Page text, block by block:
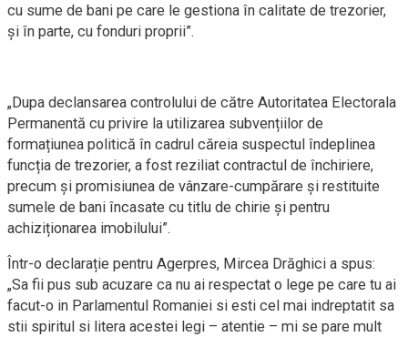
cu sume de bani pe care le gestiona în calitate de trezorier,
și în parte, cu fonduri proprii”.
„Dupa declansarea controlului de către Autoritatea Electorala
Permanentă cu privire la utilizarea subvențiilor de
formațiunea politică în cadrul căreia suspectul îndeplinea
funcția de trezorier, a fost reziliat contractul de închiriere,
precum și promisiunea de vânzare-cumpărare și restituite
sumele de bani încasate cu titlu de chirie și pentru
achiziționarea imobilului”.
Într-o declarație pentru Agerpres, Mircea Drăghici a spus:
„Sa fii pus sub acuzare ca nu ai respectat o lege pe care tu ai
facut-o in Parlamentul Romaniei si esti cel mai indreptatit sa
stii spiritul si litera acestei legi – atentie – mi se pare mult